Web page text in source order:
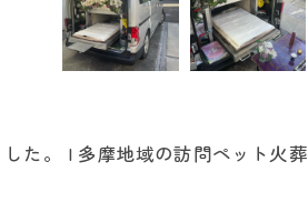
た。 | 多摩地域の訪問ペット火葬